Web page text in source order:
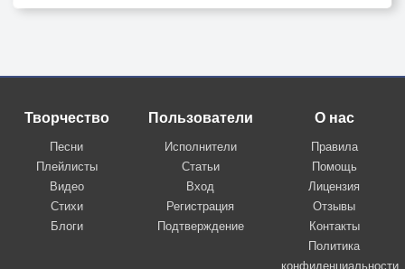
Творчество
Песни
Плейлисты
Видео
Стихи
Блоги
Пользователи
Исполнители
Статьи
Вход
Регистрация
Подтверждение
О нас
Правила
Помощь
Лицензия
Отзывы
Контакты
Политика
конфиденциальности